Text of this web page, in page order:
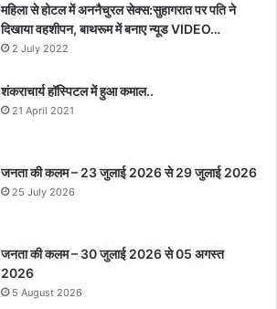
महिला से होटल में अननैचुरल सेक्स:सुहागरात पर पति ने
दिखाया वहशीपन, बाथरूम में बनाए न्यूड VIDEO…
2 July 2022
शंकराचार्य हॉस्पिटल में हुआ कमाल..
21 April 2021
जनता की कलम – 23 जुलाई 2026 से 29 जुलाई 2026
25 July 2026
जनता की कलम – 30 जुलाई 2026 से 05 अगस्त
2026
5 August 2026